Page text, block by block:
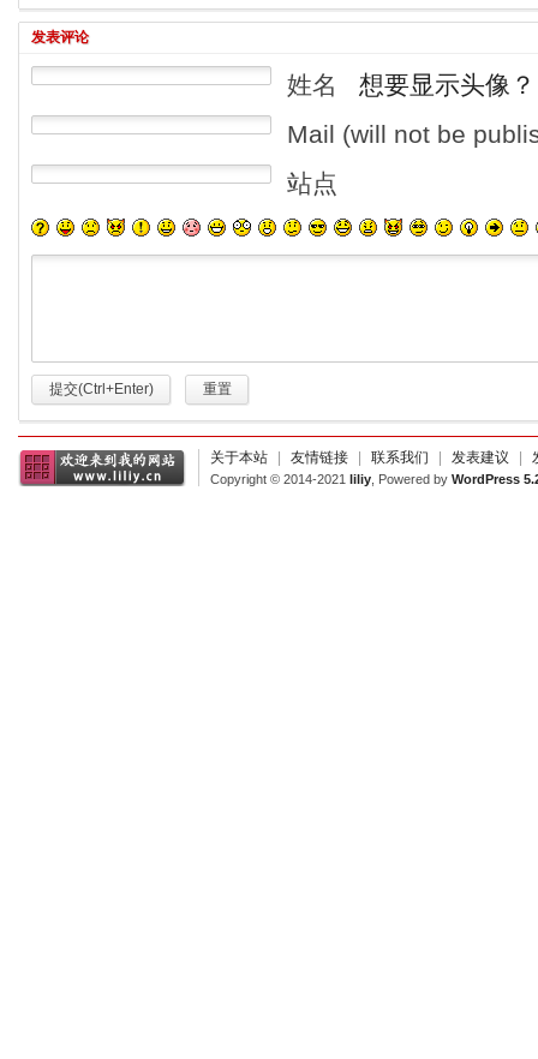
发表评论
姓名
想要显示头像？
Mail (will not be
站点
提交(Ctrl+Enter) 重置
关于本站 友情链接 联系我们 发表建议
Copyright © 2014-2021 liliy, Powered by WordPress